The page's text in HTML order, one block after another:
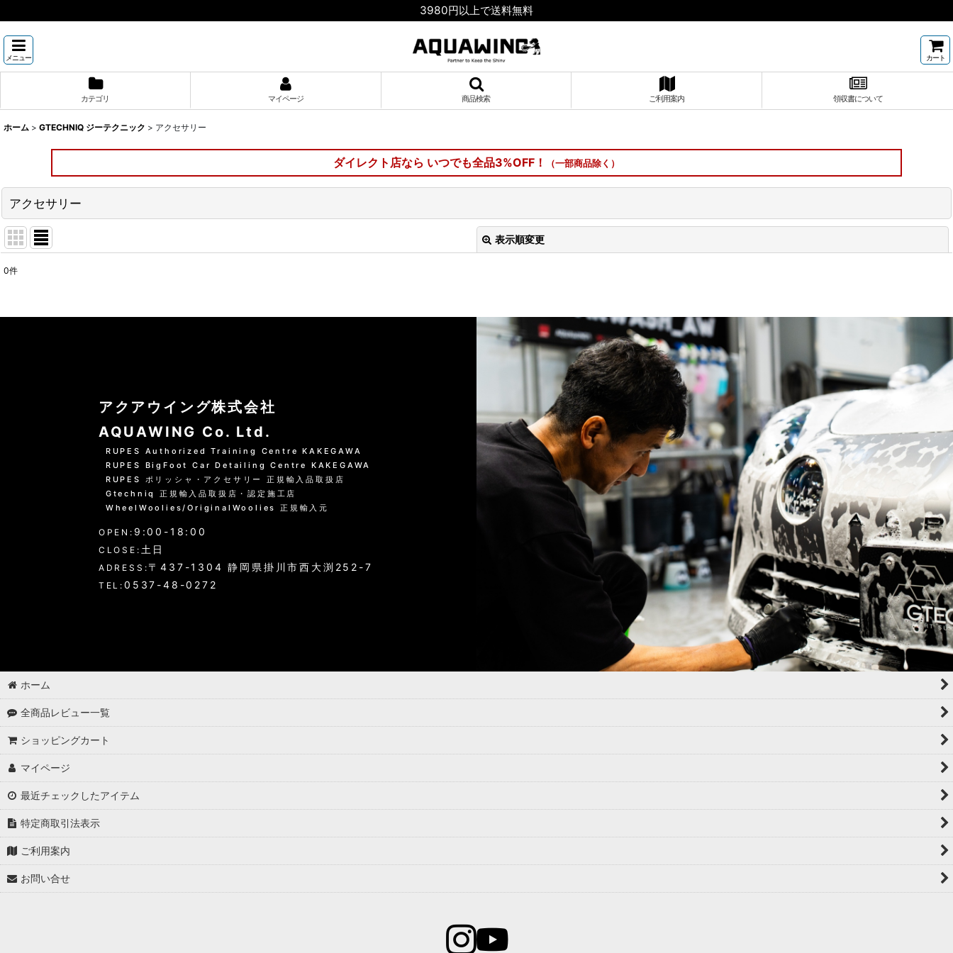
3980円以上で送料無料
メニュー カート
カテゴリ マイページ 商品検索 ご利用案内 領収書について
ホーム > GTECHNIQ ジーテクニック > アクセサリー
ダイレクト店なら いつでも全品3%OFF！ （一部商品除く）
アクセサリー
表示順変更
並び順:
0件
アクアウイング株式会社
AQUAWING Co. Ltd.
RUPES Authorized Training Centre KAKEGAWA
RUPES BigFoot Car Detailing Centre KAKEGAWA
RUPES ポリッシャ・アクセサリー 正規輸入品取扱店
Gtechniq 正規輸入品取扱店・認定施工店
WheelWoolies/OriginalWoolies 正規輸入元
OPEN: 9:00-18:00
CLOSE: 土日
ADRESS: 〒437-1304 静岡県掛川市西大渕252-7
TEL: 0537-48-0272
ホーム
全商品レビュー一覧
ショッピングカート
マイページ
最近チェックしたアイテム
特定商取引法表示
ご利用案内
お問い合せ